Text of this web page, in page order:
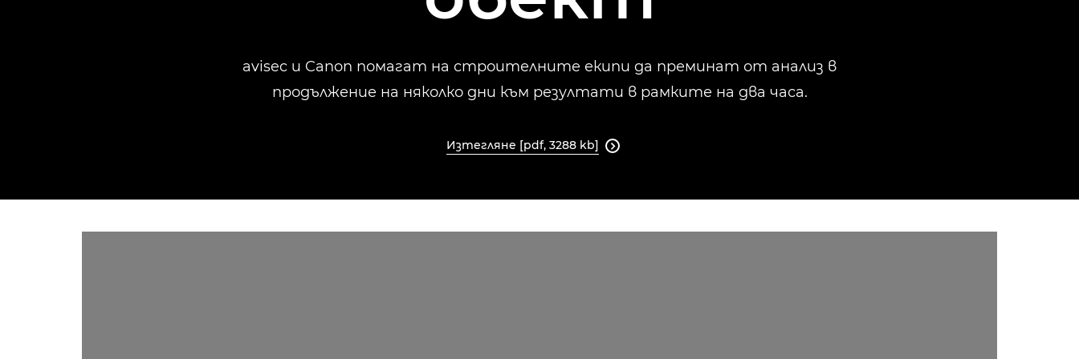
avisec и Canon помагат на строителните екипи да преминат от анализ в
продължение на няколко дни към резултати в рамките на два часа.
Изтегляне [pdf, 3288 kb] 